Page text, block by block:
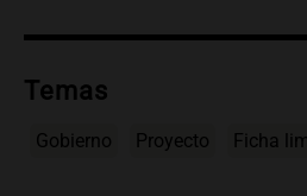
Temas
Gobierno Proyecto Ficha